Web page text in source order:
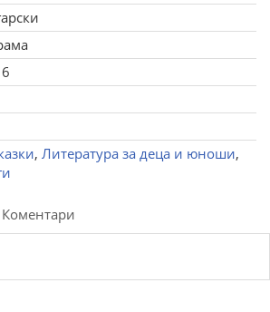
, Литература за деца и юноши,
Коментари